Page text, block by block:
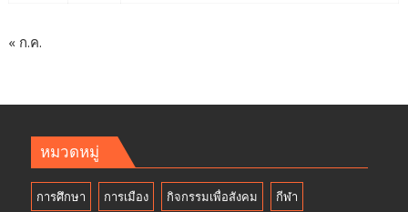
« ก.ค.
หมวดหมู่
การศึกษา การเมือง กิจกรรมเพื่อสังคม กีฬา